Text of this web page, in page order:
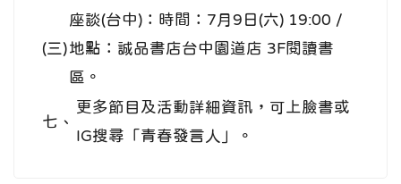
(三)
座談(台中)：時間：7月9日(六) 19:00 /
地點：誠品書店台中園道店 3F閱讀書
區。
七、
更多節目及活動詳細資訊，可上臉書或
IG搜尋「青春發言人」。